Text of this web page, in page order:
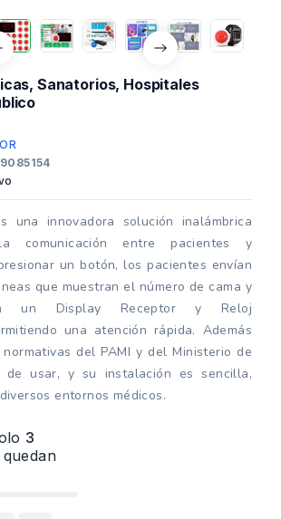
Sanatorios, Hospitales
una innovadora solución inalámbrica
comunicación entre pacientes y
un botón, los pacientes envían
que muestran el número de cama y
un Display Receptor y Reloj
una atención rápida. Además
del PAMI y del Ministerio de
usar, y su instalación es sencilla,
entornos médicos.
3